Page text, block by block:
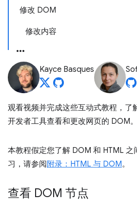
修改 DOM
修改内容
Kayce Basques
观看视频并完成这些互动式教程，了
开发者工具查看和更改网页的 DOM。
本教程假定您了解 DOM 和 HTML 之
习，请参阅 附录：HTML 与 DOM。
查看 DOM 节点